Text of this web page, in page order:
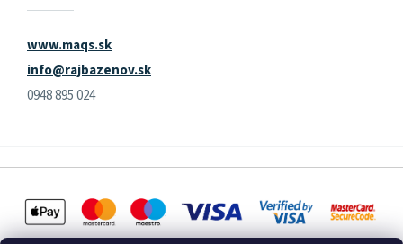
www.maqs.sk
info@rajbazenov.sk
0948 895 024